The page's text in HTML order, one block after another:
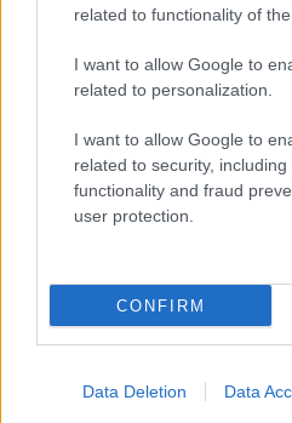
related to functionality of
I want to allow Google to
related to personalization.
I want to allow Google to
related to security,
functionality and fraud
user protection.
CONFIRM
Data Deletion Data
ΔΥΠΑ: Ευκαιρία
8.000 ανέργους
Ξεκίνησαν οι
Προσλήψεις σε Δήμους
Σχολεία Σχολικοί